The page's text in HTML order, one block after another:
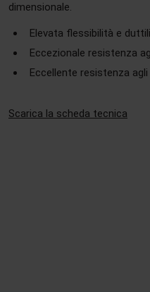
dimensionale.
Elevata flessibilità e
Eccezionale resistenza
Eccellente resistenza
Scarica la scheda tecnica